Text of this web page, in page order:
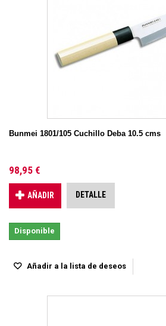
Bunmei 1801/105 Cuchillo Deba 10.5 cms
98,95 €
AÑADIR DETALLE
Disponible
Añadir a la lista de deseos